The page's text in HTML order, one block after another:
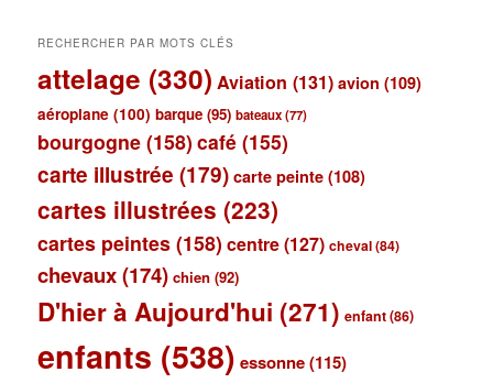
RECHERCHER PAR MOTS CLÉS
attelage (330) Aviation (131) avion (109)
aéroplane (100) barque (95) bateaux(77)
bourgogne (158) café (155)
carte illustrée (179) carte peinte (108)
cartes illustrées (223)
cartes peintes (158) centre(127) cheval(84)
chevaux(174) chien (92)
D'hier à Aujourd'hui (271) enfant(86)
enfants (538) essonne(115)